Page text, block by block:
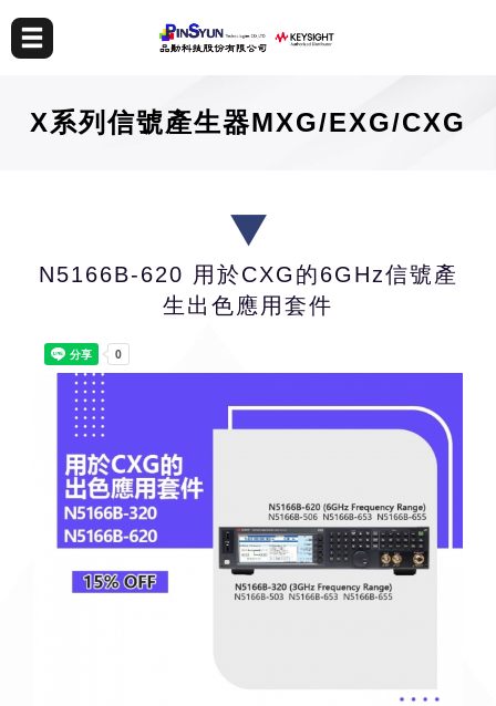
X系列信號產生器MXG/EXG/CXG
N5166B-620 用於CXG的6GHz信號產
生出色應用套件